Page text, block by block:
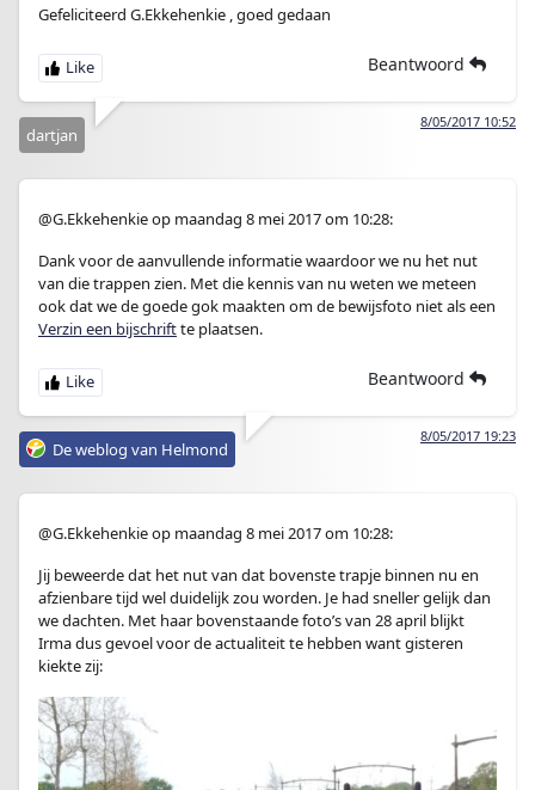
Gefeliciteerd G.Ekkehenkie , goed gedaan
Beantwoord
8/05/2017 10:52
dartjan
@G.Ekkehenkie op maandag 8 mei 2017 om 10:28:
Dank voor de aanvullende informatie waardoor we nu het nut
van die trappen zien. Met die kennis van nu weten we meteen
ook dat we de goede gok maakten om de bewijsfoto niet als een
Verzin een bijschriftte plaatsen.
Beantwoord
8/05/2017 19:23
De weblog van Helmond
@G.Ekkehenkie op maandag 8 mei 2017 om 10:28:
Jij beweerde dat het nut van dat bovenste trapje binnen nu en
afzienbare tijd wel duidelijk zou worden. Je had sneller gelijk dan
we dachten. Met haar bovenstaande foto’s van 28 april blijkt
Irma dus gevoel voor de actualiteit te hebben want gisteren
kiekte zij: